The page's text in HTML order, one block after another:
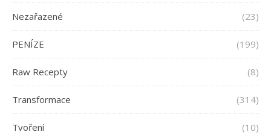
Nezařazené (23)
PENÍZE (199)
Raw Recepty (8)
Transformace (314)
Tvoření (10)